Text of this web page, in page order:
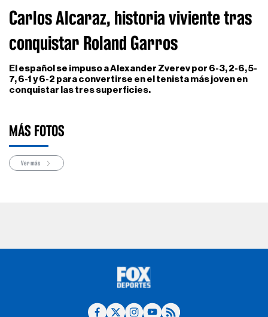
Carlos Alcaraz, historia viviente tras
conquistar Roland Garros
El español se impuso a Alexander Zverev por 6-3, 2-6, 5-
7, 6-1 y 6-2 para convertirse en el tenista más joven en
conquistar las tres superficies.
MÁS FOTOS
Ver más